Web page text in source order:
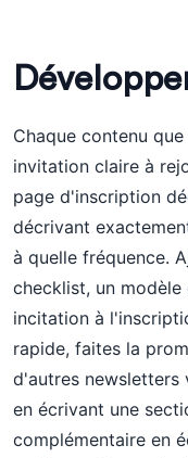
Chaque contenu
invitation claire à
page d'inscription
décrivant
à quelle fréquence.
checklist, un
incitation à
rapide, faites la
d'autres newsletters
en écrivant une
complémentaire en